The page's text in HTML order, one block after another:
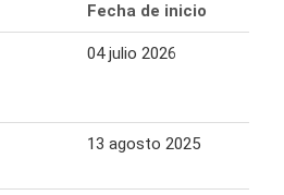
Fecha de inicio
04 julio 2026
13 agosto 2025